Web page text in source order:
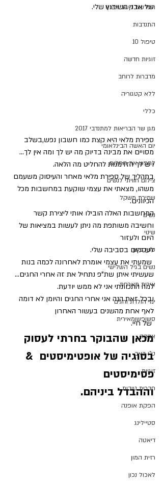
הפרעות קשב וריכוז
התנדבות
טיפול 10
זוגיות חדשה
מדברות לרוחב
ללא קטגוריה
כללי
מגן שר הבריאות למתנדבי 2017
יום האשה הבינלאומי
לחפש את החלום.
צילום חוויתי לנשים
שמירת משקל
נשים
שינוי
סשן פשן
נשים בגיל השלישי
אירית מארחת
ימי הולדת וחגים
סשןפשןמאירית
אהבה
ט"ו באב
זוגיות
חברות טובות
הפקת אופנה
סטיילינג
דיאטה
רזית המון
לאכול נכון
של אבני השיבוץ שלי.
ספירת מלאי היא קצת כמו חשבון נפש,בשלב
מסויים את מבינה בדיוק מה יש לך ומה אין לך...
ויש לך הזדמנות להחליט מה הלאה.
בתהליך של ספירת מלאי מאחר והעיסוק משעמם
משהו, מצאתי את עצמי שוקעת במחשבות מכל
הכיוונים.
המחשבות האלה הובילו אותי ליצירת קשר
וחשיבה משותפת מה ניתן לעשות במציאות של
היום ולעזור
לעסקים בסביבה שלי.
שמעתי את עצמי אומרת לאחרונה לכמה בנות
שעשיתי איתן שת"פ נתחיל את זה אחרי החגים...
למה התכוונתי אני לא ממש יודעת.
ובכל זאת הנה אני אחרי החגים והיומן לא דומה
לאף אחת מהשנים בעשור האחרון
של חיי.
מכאן שהבוקר בחרתי לעסוק
בסוגיה של אופטימיסטים  &
פסימיסטים
וההבדל ביניהם.